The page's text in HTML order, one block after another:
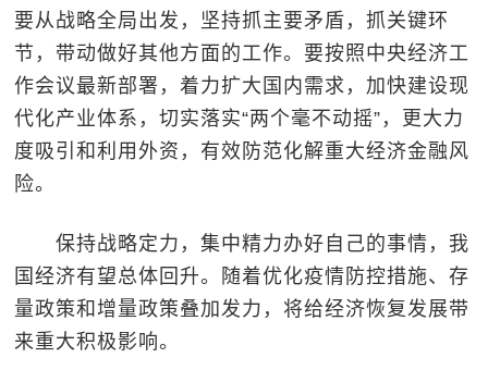
要从战略全局出发，坚持抓主要矛盾，抓关键环
节，带动做好其他方面的工作。要按照中央经济工
作会议最新部署，着力扩大国内需求，加快建设现
代化产业体系，切实落实“两个毫不动摇”，更大力
度吸引和利用外资，有效防范化解重大经济金融风
险。
保持战略定力，集中精力办好自己的事情，我
国经济有望总体回升。随着优化疫情防控措施、存
量政策和增量政策叠加发力，将给经济恢复发展带
来重大积极影响。